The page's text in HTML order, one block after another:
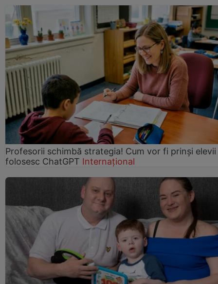
Profesorii schimbă strategia! Cum vor fi prinși elevii
folosesc ChatGPT Internațional